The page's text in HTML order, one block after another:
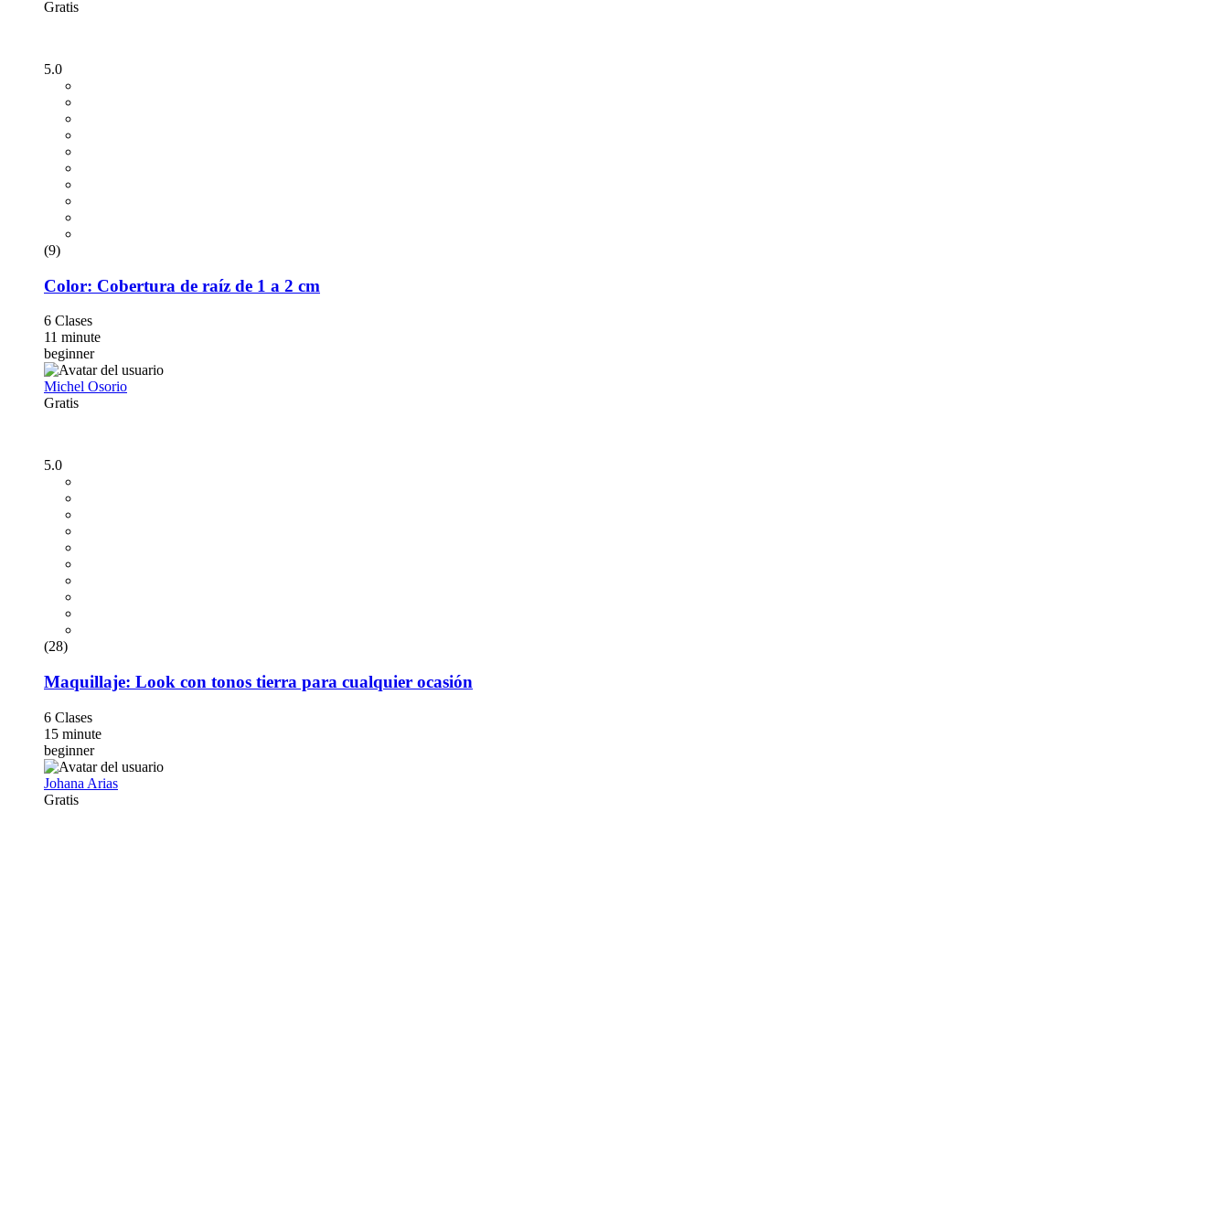
Gratis
5.0
(9)
Color: Cobertura de raíz de 1 a 2 cm
6 Clases
11 minute
beginner
Michel Osorio
Gratis
5.0
(28)
Maquillaje: Look con tonos tierra para cualquier ocasión
6 Clases
15 minute
beginner
Johana Arias
Gratis